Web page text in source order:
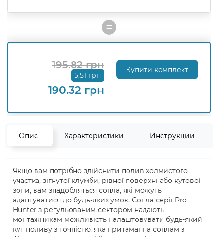
=
195.82 грн
5.51 грн
190.32 грн
Купити комплект
Опис Характеристики Инструкции
Якщо вам потрібно здійснити полив холмистого
участка, зігнутої клумби, рівної поверхні або кутової
зони, вам знадобляться сопла, які можуть
адаптуватися до будь-яких умов. Сопла серії Pro
Hunter з регульованим сектором надають
монтажникам можливість налаштовувати будь-який
кут поливу з точністю, яка притаманна соплам з